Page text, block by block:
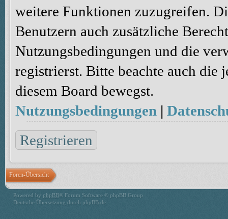
weitere Funktionen zuzugreifen.
Benutzern auch zusätzliche
Nutzungsbedingungen und die
registrierst. Bitte beachte auch
diesem Board bewegst.
Nutzungsbedingungen |
Registrieren
Foren-Übersicht
Powered by phpBB® Forum Software © phpBB Group
Deutsche Übersetzung durch phpBB.de